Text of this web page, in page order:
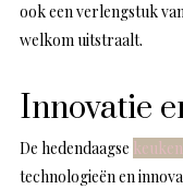
ook een verlengstuk
welkom uitstraalt.
Innovatie
De hedendaagse
technologieën en